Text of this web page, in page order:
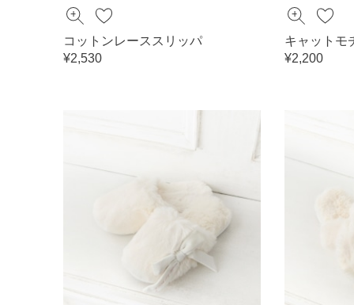
コットンレーススリッパ
¥2,530
キャットモ
¥2,200